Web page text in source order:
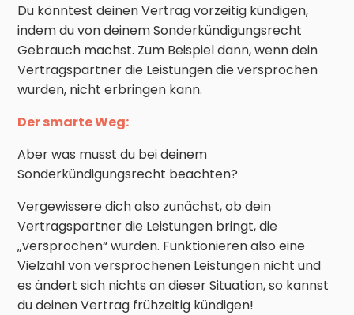
Du könntest deinen Vertrag vorzeitig kündigen,
indem du von deinem Sonderkündigungsrecht
Gebrauch machst. Zum Beispiel dann, wenn dein
Vertragspartner die Leistungen die versprochen
wurden, nicht erbringen kann.
Der smarte Weg:
Aber was musst du bei deinem
Sonderkündigungsrecht beachten?
Vergewissere dich also zunächst, ob dein
Vertragspartner die Leistungen bringt, die
„versprochen“ wurden. Funktionieren also eine
Vielzahl von versprochenen Leistungen nicht und
es ändert sich nichts an dieser Situation, so kannst
du deinen Vertrag frühzeitig kündigen!